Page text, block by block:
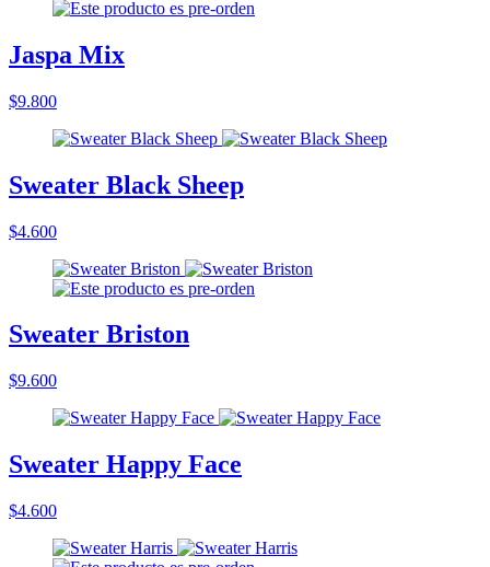
Jaspa Mix
$9.800
Sweater Black Sheep
$4.600
Sweater Briston
$9.600
Sweater Happy Face
$4.600